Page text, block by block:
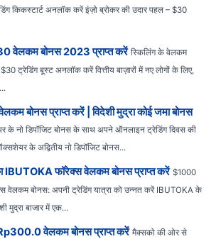
किकस्टार्ट अनलॉक करें इंज़ो ब्रोकर की उदार पहल – $30
वेलकम बोनस 2023 प्राप्त करें स्किलिंग के वेलकम
ट्रेडिंग बूस्ट अनलॉक करें वित्तीय बाज़ारों में नए लोगों के लिए,
बोनस प्राप्त करें | विदेशी मुद्रा कोई जमा बोनस
के नो डिपॉजिट बोनस के साथ अपने ऑनलाइन ट्रेडिंग दिवस की
के अद्वितीय नो डिपॉजिट बोनस...
फॉरेक्स वेलकम बोनस प्राप्त करें $1000
वेलकम बोनस: अपनी ट्रेडिंग यात्रा को उन्नत करें IBUTOKA के
मुद्रा बाजार में एक...
वेलकम बोनस प्राप्त करें मैक्सको की ओर से